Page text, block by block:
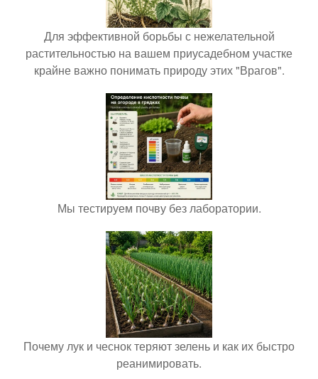
Для эффективной борьбы с нежелательной
растительностью на вашем приусадебном участке
крайне важно понимать природу этих "Врагов".
Мы тестируем почву без лаборатории.
Почему лук и чеснок теряют зелень и как их быстро
реанимировать.